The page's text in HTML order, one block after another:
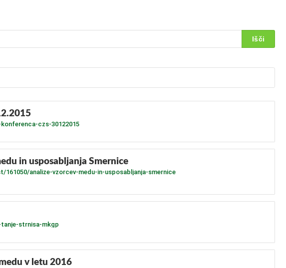
czs-30122015
in usposabljanja Smernice
analize-vzorcev-medu-in-usposabljanja-smernice
strnisa-mkgp
v letu 2016